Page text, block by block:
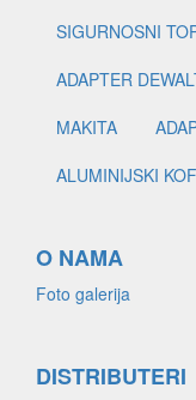
SIGURNOSNI
ADAPTER
MAKITA
ALUMINIJSKI
O NAMA
Foto galerija
DISTRIBUTERI